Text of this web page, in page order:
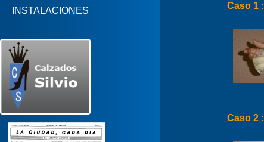
INSTALACIONES
Caso 1 :
Caso 2 :